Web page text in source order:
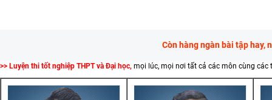
Còn hàng ngàn bài tập hay,
>> Luyện thi tốt nghiệp THPT và Đại học, mọi lúc, mọi nơi tất cả các môn cùng các